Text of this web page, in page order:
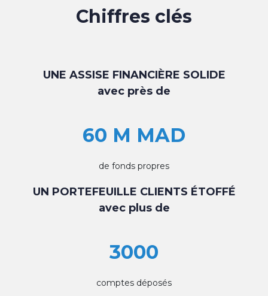
Chiffres clés
UNE ASSISE FINANCIÈRE SOLIDE
avec près de
60 M MAD
de fonds propres
UN PORTEFEUILLE CLIENTS ÉTOFFÉ
avec plus de
3000
comptes déposés